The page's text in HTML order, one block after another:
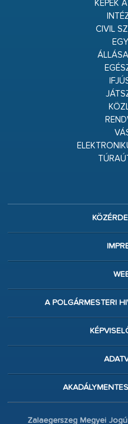
KÉPEK
CIVIL
A POLGÁRMESTERI
Zalaegerszeg Megyei